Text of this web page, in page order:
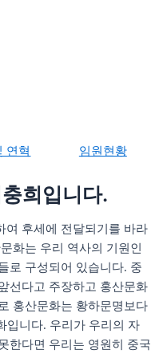
연혁 임원현황
희입니다.
여 후세에 전달되기를 바라
화는 우리 역사의 기원인
로 구성되어 있습니다. 중
선다고 주장하고 홍산문화
홍산문화는 황하문명보다
입니다. 우리가 우리의 자
한다면 우리는 영원히 중국